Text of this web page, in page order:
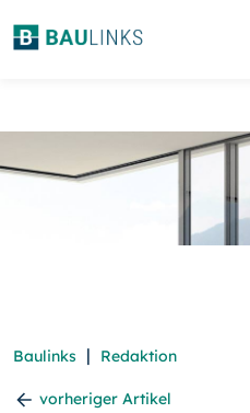
Baulinks | Redaktion
vorheriger Artikel